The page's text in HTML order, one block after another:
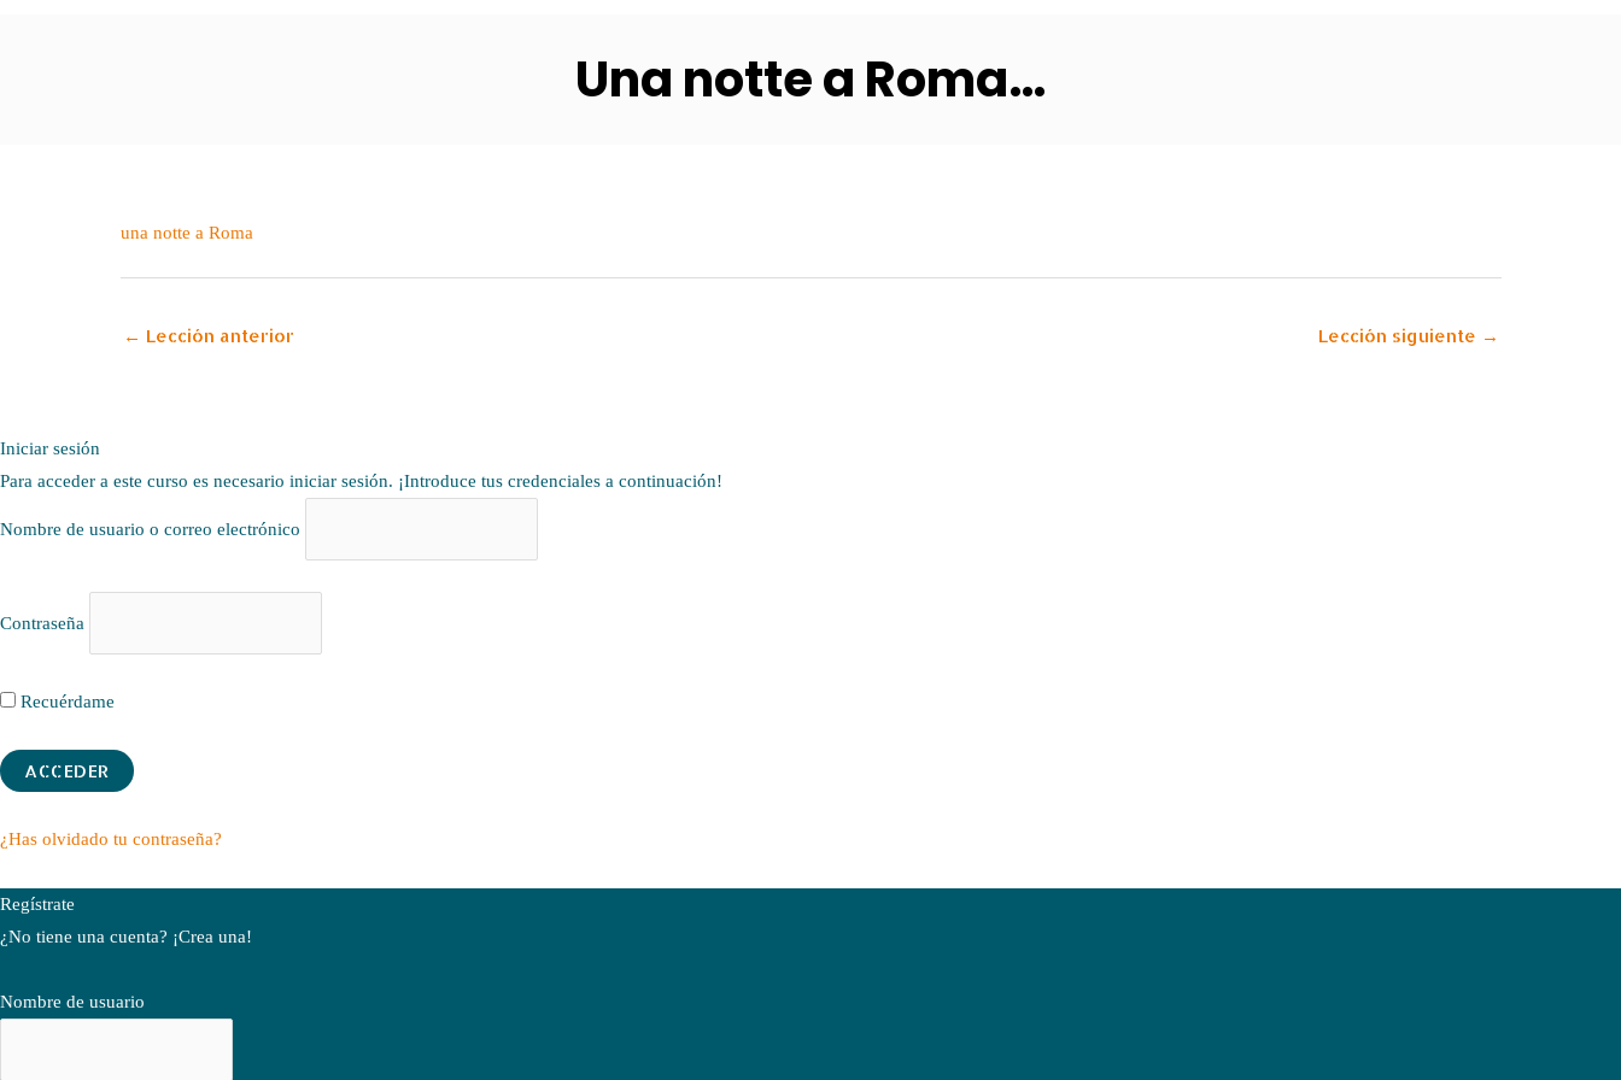
Una notte a Roma…
una notte a Roma
Navegación
← Lección anterior Lección siguiente →
Iniciar sesión
Para acceder a este curso es necesario iniciar sesión. ¡Introduce tus credenciales a continuación!
Nombre de usuario o correo electrónico
Contraseña
Recuérdame
¿Has olvidado tu contraseña?
Regístrate
¿No tiene una cuenta? ¡Crea una!
Nombre de usuario